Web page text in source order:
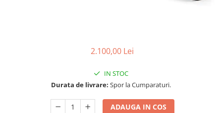
Garnituri carburator
2.100,00 Lei
IN STOC
Durata de livrare: Spor la Cumparaturi.
ADAUGA IN COS